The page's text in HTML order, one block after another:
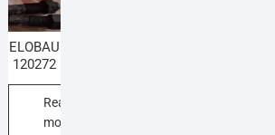
ELOBAU
120272
Read
more